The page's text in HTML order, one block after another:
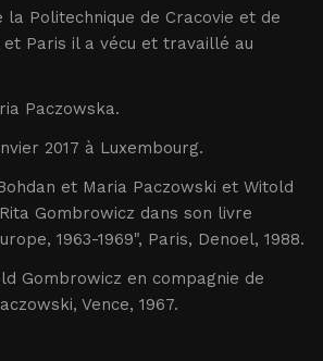
Politechnique de Cracovie et de
et Paris il a vécu et travaillé au
Paczowska.
2017 à Luxembourg.
et Maria Paczowski et Witold
Gombrowicz dans son livre
1963-1969", Paris, Denoel, 1988.
Gombrowicz en compagnie de
Vence, 1967.